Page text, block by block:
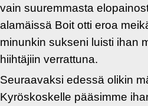
vain suuremmasta
alamäissä Boit otti eroa
minunkin sukseni luisti ihan
hiihtäjiin verrattuna.
Seuraavaksi edessä olikin
Kyröskoskelle pääsimme